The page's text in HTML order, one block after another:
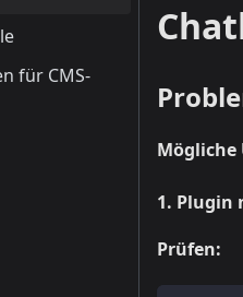
für CMS-
Mögliche
1.
Prüfen: